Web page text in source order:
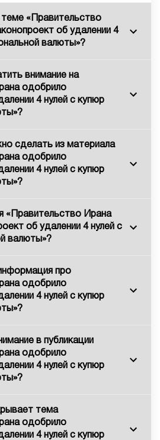
теме «Правительство
об удалении 4
валюты»?
внимание на
одобрило
4 нулей с купюр
сделать из материала
одобрило
4 нулей с купюр
«Правительство Ирана
об удалении 4 нулей с
валюты»?
про
одобрило
4 нулей с купюр
в публикации
одобрило
4 нулей с купюр
тема
одобрило
4 нулей с купюр